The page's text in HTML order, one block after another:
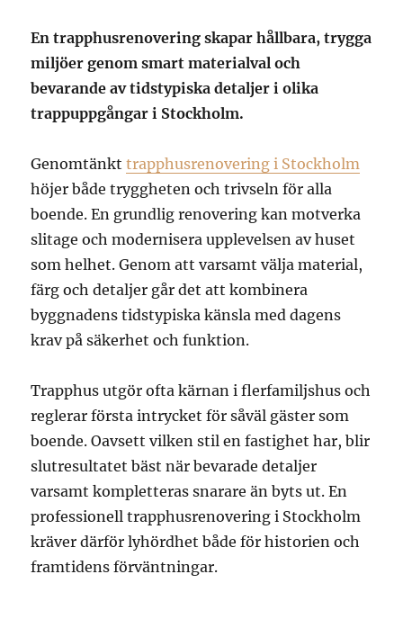
En trapphusrenovering skapar hållbara, trygga
miljöer genom smart materialval och
bevarande av tidstypiska detaljer i olika
trappuppgångar i Stockholm.
Genomtänkttrapphusrenovering i Stockholm
höjer både tryggheten och trivseln för alla
boende. En grundlig renovering kan motverka
slitage och modernisera upplevelsen av huset
som helhet. Genom att varsamt välja material,
färg och detaljer går det att kombinera
byggnadens tidstypiska känsla med dagens
krav på säkerhet och funktion.
Trapphus utgör ofta kärnan i flerfamiljshus och
reglerar första intrycket för såväl gäster som
boende. Oavsett vilken stil en fastighet har, blir
slutresultatet bäst när bevarade detaljer
varsamt kompletteras snarare än byts ut. En
professionell trapphusrenovering i Stockholm
kräver därför lyhördhet både för historien och
framtidens förväntningar.